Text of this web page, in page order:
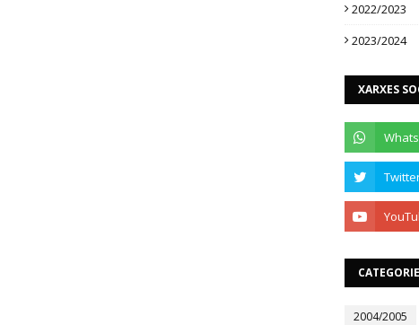
2022/2023
2023/2024
XARXES
2004/2005